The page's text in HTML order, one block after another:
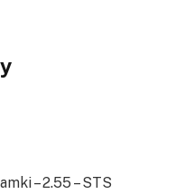
– 2.55 – STS